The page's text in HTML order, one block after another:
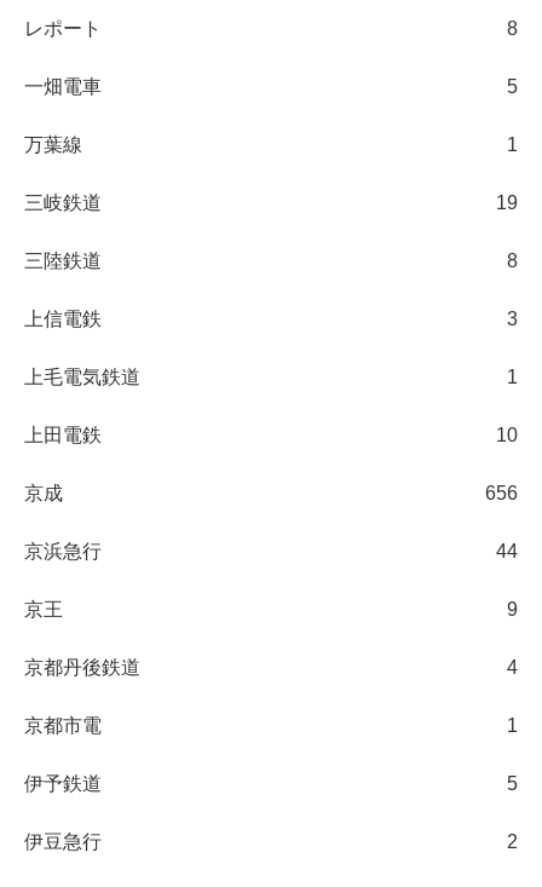
レポート 8
一畑電車 5
万葉線 1
三岐鉄道 19
三陸鉄道 8
上信電鉄 3
上毛電気鉄道 1
上田電鉄 10
京成 656
京浜急行 44
京王 9
京都丹後鉄道 4
京都市電 1
伊予鉄道 5
伊豆急行 2